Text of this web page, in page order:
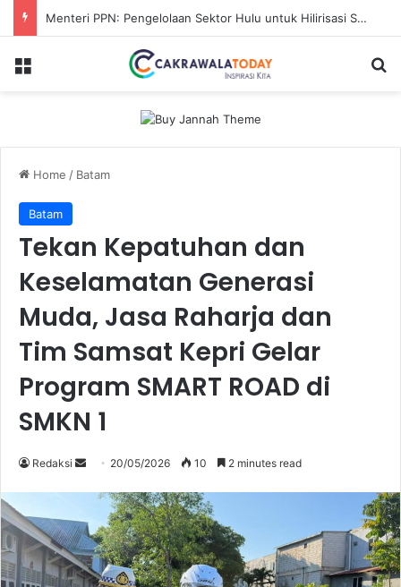
Menteri PPN: Pengelolaan Sektor Hulu untuk Hilirisasi Sawit
Menu
Home / Batam
Batam
Tekan Kepatuhan dan
Keselamatan Generasi
Muda, Jasa Raharja dan
Tim Samsat Kepri Gelar
Program SMART ROAD di
SMKN 1
Redaksi
Send
email
20/05/2026 10 2 minutes read